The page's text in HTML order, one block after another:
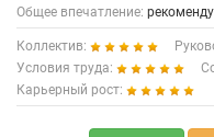
Общее впечатление:
Коллектив:
Условия труда:
Карьерный рост: